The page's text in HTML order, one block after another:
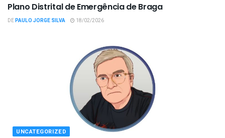
Plano Distrital de Emergência de Braga
DEPAULO JORGE SILVA 18/02/2026
UNCATEGORIZED